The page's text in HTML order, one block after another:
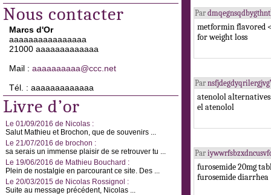
Nous contacter
Marcs d'Or
aaaaaaaaaaaaaaaa
21000 aaaaaaaaaaaaa
Mail : aaaaaaaaaa@ccc.net
Tél. : aaaaaaaaaaaaa
Livre d’or
Le 01/09/2016 de Nicolas :
Salut Mathieu et Brochon, que de souvenirs ...
Le 21/07/2016 de brochon :
sa serais un immense plaisir de se retrouver tu ...
Le 19/06/2016 de Mathieu Bouchard :
Plein de nostalgie en parcourant ce site. Des ...
Le 20/03/2015 de Nicolas Rossignol :
Suite au message précédent, Nicolas ...
Par
metformin flavored
for weight loss
Par
atenolol
el atenolol
Par
furosemide 20mg
furosemide diarrhea